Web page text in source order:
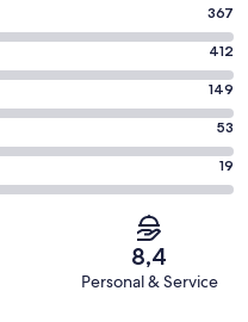
367
412
149
53
19
8,4
Personal & Service